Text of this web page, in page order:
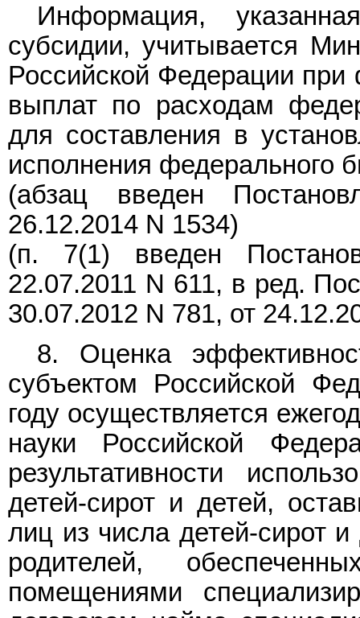
Информация,
субсидии, учитывается
Российской Федерации
выплат по расходам
для составления в
исполнения федерального
(абзац введен
26.12.2014 N 1534)
(п. 7(1) введен
22.07.2011 N 611, в ред.
30.07.2012 N 781, от
8. Оценка
субъектом Российской
году осуществляется
науки Российской
результативности
детей-сирот и детей,
лиц из числа детей-сирот
родителей,
помещениями